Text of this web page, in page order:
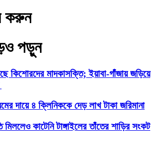
করুন
পড়ুন
কিশোরদের মাদকাসক্তি; ইয়াবা-গাঁজায় জড়িয়ে
দায়ে ৪ ক্লিনিককে দেড় লাখ টাকা জরিমানা
কাটেনি টাঙ্গাইলের তাঁতের শাড়ির সংকট